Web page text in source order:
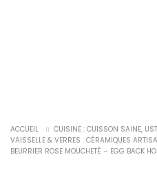
ACCUEIL
CUISINE : CUISSON SAINE,
VAISSELLE & VERRES : CÉRAMIQUES
BEURRIER ROSE MOUCHETÉ – EGG BACK